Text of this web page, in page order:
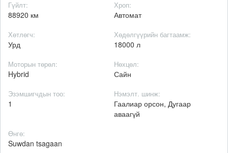
Гүйлт:
88920 км
Хроп:
Автомат
Хөтлөгч:
Урд
Хөдөлгүүрийн багтаамж:
18000 л
Моторын төрөл:
Hybrid
Нөхцөл:
Сайн
Эзэмшигчдын тоо:
1
Нэмэлт. шинж:
Гаалиар орсон, Дугаар
аваагүй
Өнгө:
Suwdan tsagaan